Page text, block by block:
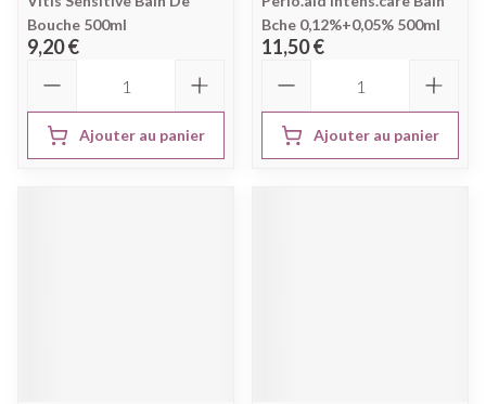
Bouche 500ml
9,20 €
Ajouter au panier
Bche 0,12%+0,05% 500ml
11,50 €
Ajouter au panier